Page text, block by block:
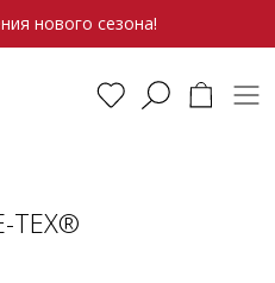
нового сезона!
TEX®